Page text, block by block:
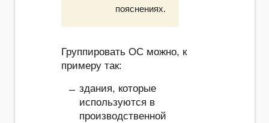
пояснениях.
Группировать ОС можно, к
примеру так:
здания, которые
используются в
производственной